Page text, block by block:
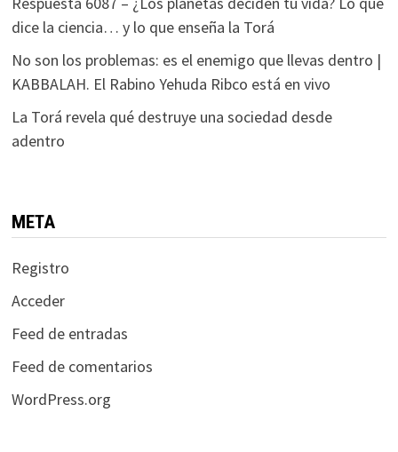
dice la ciencia… y lo que enseña la Torá
No son los problemas: es el enemigo que llevas dentro |
KABBALAH. El Rabino Yehuda Ribco está en vivo
La Torá revela qué destruye una sociedad desde
adentro
META
Registro
Acceder
Feed de entradas
Feed de comentarios
WordPress.org